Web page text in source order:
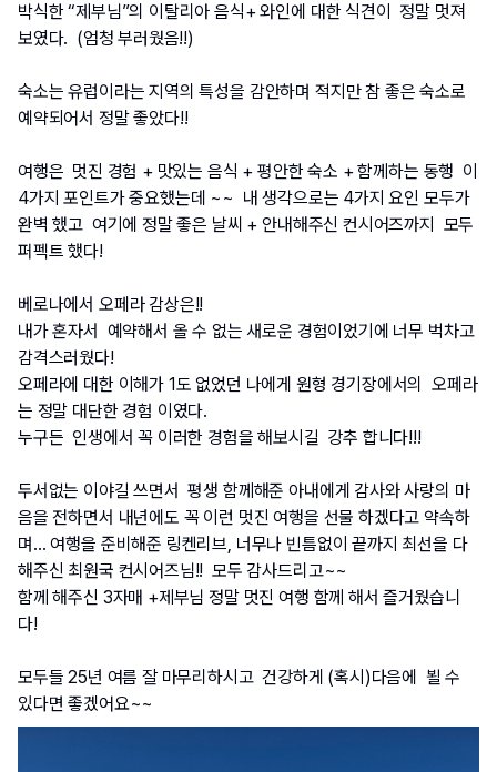
박식한 “제부님”의 이탈리아 음식+ 와인에 대한 식견이  정말 멋져
보였다.  (엄청 부러웠음!!)
숙소는 유럽이라는 지역의 특성을 감안하며 적지만 참 좋은 숙소로
예약되어서 정말 좋았다!!
여행은  멋진 경험 + 맛있는 음식 + 평안한 숙소 + 함께하는 동행  이
4가지 포인트가 중요했는데 ~~  내 생각으로는 4가지 요인 모두가
완벽 했고  여기에 정말 좋은 날씨 + 안내해주신 컨시어즈까지  모두
퍼펙트 했다!
베로나에서 오페라 감상은!!
내가 혼자서  예약해서 올 수 없는 새로운 경험이었기에 너무 벅차고
감격스러웠다!
오페라에 대한 이해가 1도 없었던 나에게 원형 경기장에서의  오페라
는 정말 대단한 경험 이였다.
누구든  인생에서 꼭 이러한 경험을 해보시길  강추 합니다!!!
두서없는 이야길 쓰면서  평생 함께해준 아내에게 감사와 사랑의 마
음을 전하면서 내년에도 꼭 이런 멋진 여행을 선물 하겠다고 약속하
며… 여행을 준비해준 링켄리브, 너무나 빈틈없이 끝까지 최선을 다
해주신 최원국 컨시어즈님!!  모두 감사드리고~~
함께 해주신 3자매 +제부님 정말 멋진 여행 함께 해서 즐거웠습니
다!
모두들 25년 여름 잘 마무리하시고  건강하게 (혹시)다음에  뵐 수
있다면 좋겠어요~~